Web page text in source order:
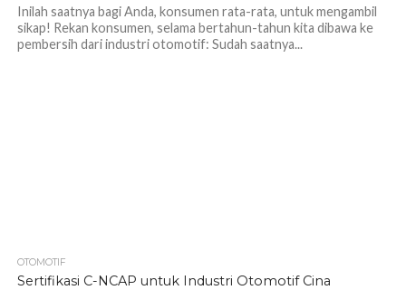
Inilah saatnya bagi Anda, konsumen rata-rata, untuk mengambil
sikap! Rekan konsumen, selama bertahun-tahun kita dibawa ke
pembersih dari industri otomotif: Sudah saatnya...
OTOMOTIF
Sertifikasi C-NCAP untuk Industri Otomotif Cina